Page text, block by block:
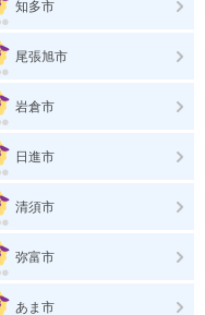
知多市
尾張旭市
岩倉市
日進市
清須市
弥富市
あま市